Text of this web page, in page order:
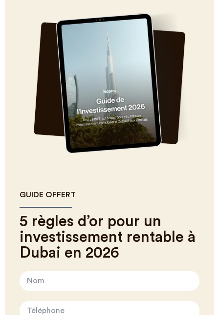
GUIDE OFFERT
5 règles d’or pour un
investissement rentable à
Dubai en 2026